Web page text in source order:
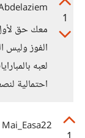
1
معك حق
الفوز
لعبه
احتمالية
Mai_Easa22